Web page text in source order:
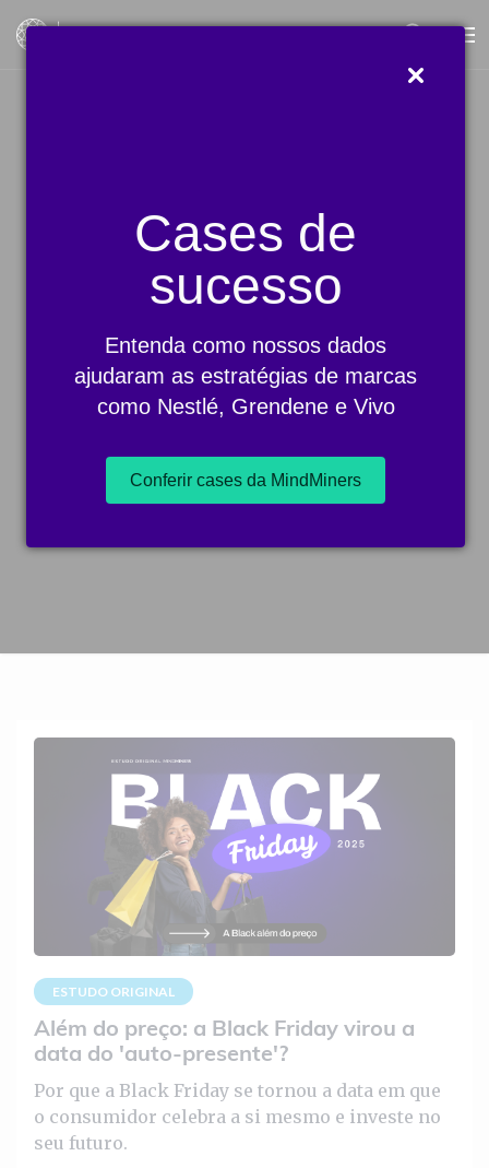
Cases de
sucesso
Entenda como nossos dados
ajudaram as estratégias de marcas
como Nestlé, Grendene e Vivo
Conferir cases da MindMiners
Sabrina Lima
ESTUDO ORIGINAL
Além do preço: a Black Friday virou a
data do 'auto-presente'?
Por que a Black Friday se tornou a data em que
o consumidor celebra a si mesmo e investe no
seu futuro.